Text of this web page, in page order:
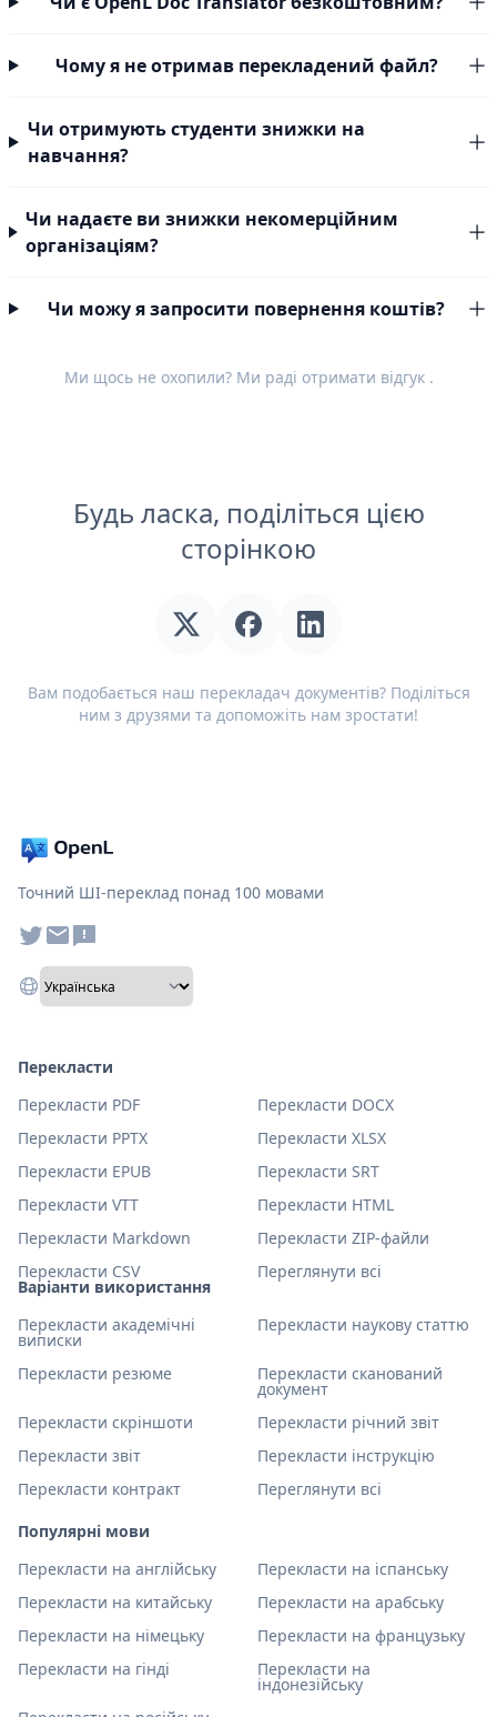
Чому я не отримав перекладений файл?
Чи отримують студенти знижки на
навчання?
Чи надаєте ви знижки некомерційним
організаціям?
Чи можу я запросити повернення коштів?
Ми щось не охопили? Ми раді отримати відгук.
Будь ласка, поділіться цією
сторінкою
Вам подобається наш перекладач документів? Поділіться
ним з друзями та допоможіть нам зростати!
Точний ШІ-переклад понад 100 мовами
Варіанти використання
Перекласти академічні
виписки
Перекласти наукову статтю
Перекласти резюме Перекласти сканований
документ
Перекласти скріншоти
Перекласти річний звіт
Перекласти звіт
Перекласти інструкцію
Перекласти контракт
Переглянути всі
Популярні мови
Перекласти на англійську
Перекласти на іспанську
Перекласти на китайську
Перекласти на арабську
Перекласти на німецьку
Перекласти на французьку
Перекласти на гінді
Перекласти на
індонезійську
Перекласти
Перекласти PDF
Перекласти DOCX
Перекласти PPTX
Перекласти XLSX
Перекласти EPUB
Перекласти SRT
Перекласти VTT
Перекласти HTML
Перекласти Markdown
Перекласти ZIP-файли
Перекласти CSV
Переглянути всі